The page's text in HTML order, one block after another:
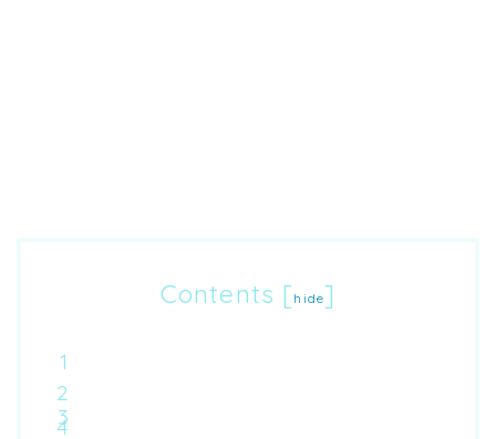
Contents [ hide]